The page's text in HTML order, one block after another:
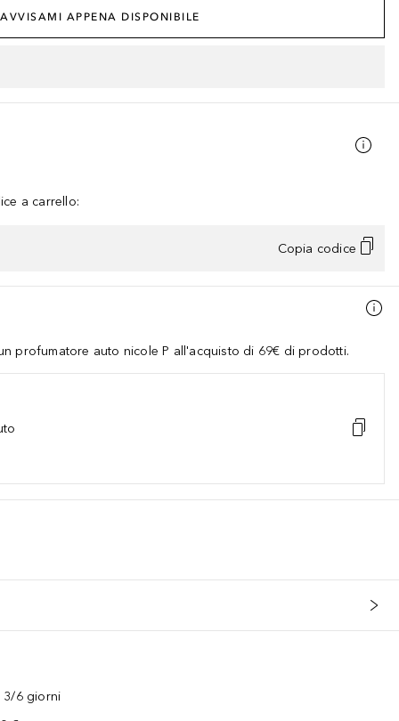
AVVISAMI APPENA DISPONIBILE
a carrello:
Copia codice
profumatore auto nicole P all'acquisto di 69€ di prodotti.
3/6 giorni